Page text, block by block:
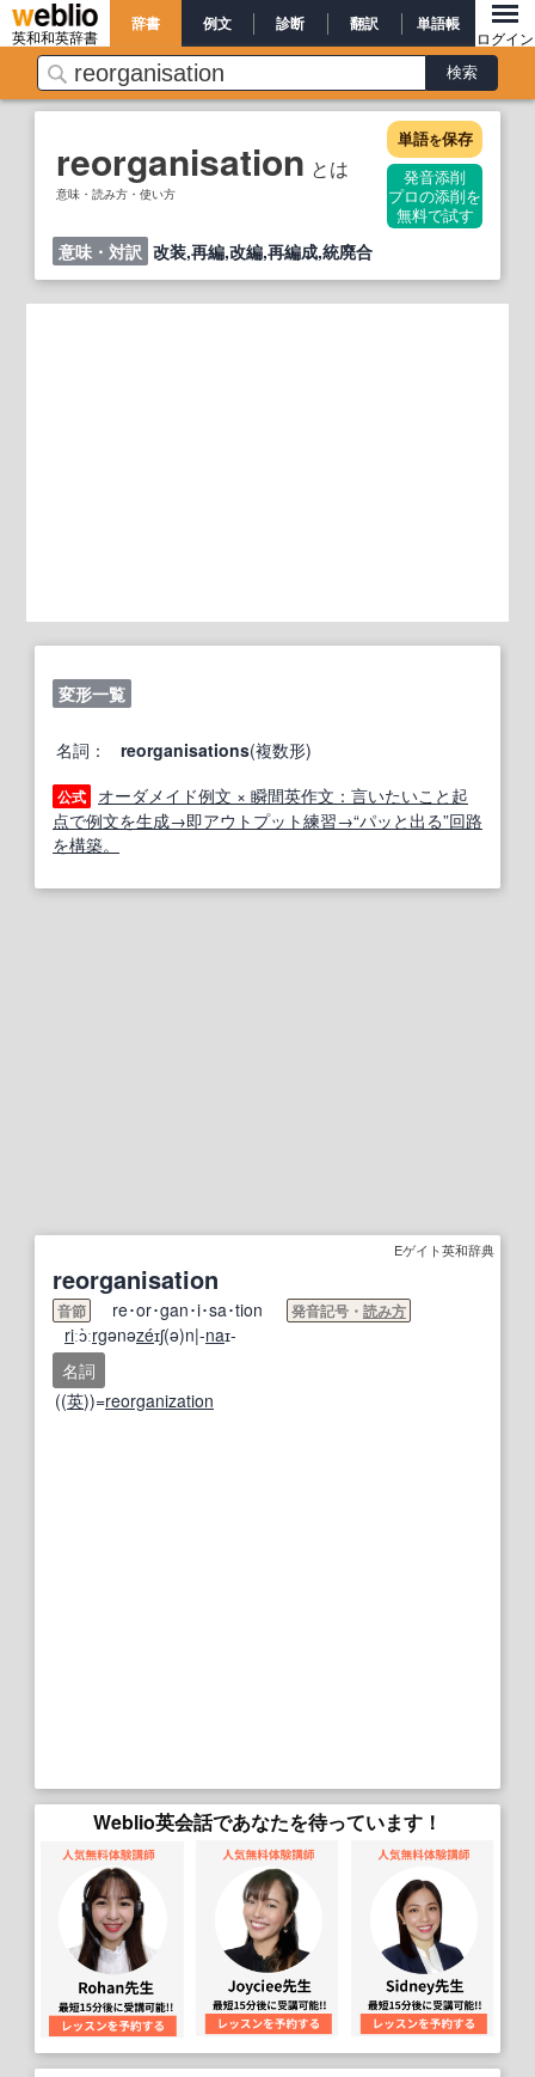
英和和英辞書
辞書 例文 診断 翻訳 単語帳
ログイン
reorganisation とは
意味・読み方・使い方
単語を保存
発音添削
プロの添削を
無料で試す
意味・対訳 改装,再編,改編,再編成,統廃合
変形一覧
名詞： reorganisations(複数形)
公式
オーダメイド例文 × 瞬間英作文：言いたいこと起
点で例文を生成→即アウトプット練習→“パッと出る”回路
を構築。
Eゲイト英和辞典
reorganisation
音節 re･or･gan･i･sa･tion 発音記号・ 読み方
riːɔ̀ːrgənəzéɪʃ(ə)n|-naɪ-
名詞
((英))=reorganization
Weblio英会話であなたを待っています！